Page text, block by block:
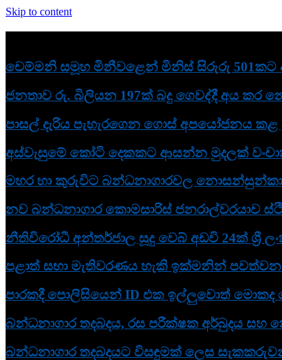
Skip to content
චෙම්මනි සමූහ මිනීවළෙන් මිනිස් සිරුරු 501කට
ජනතාව රු. බිලියන 197ක් බදු ගෙවද්දී අය කර
පාසල් දැරිය පැහැරගෙන ගොස් අපයෝජනය
අස්වැසුමේ කෝටි දෙකකට ආසන්න මුදලක්
මහර හා කුරුවිට බන්ධනාගාරවල
නව බන්ධනාගාර කොමසාරිස් ජනරාල්වරයාව
නීතිවිරෝධී අන්තර්ජාල සූදු වෙබ් අඩවි 24ක් ශ්‍රී
පළාත් සභා මැතිවරණය හැකි ඉක්මනින් පවත්වන
පාරකදී පොලිසියෙන් ID එක ඉල්ලුවොත් මොකද
බන්ධනාගාර තදබදය, රස පරීක්ෂක අර්බුදය සහ
බන්ධනාගාර තදබදයට විසඳුමක් ලෙස